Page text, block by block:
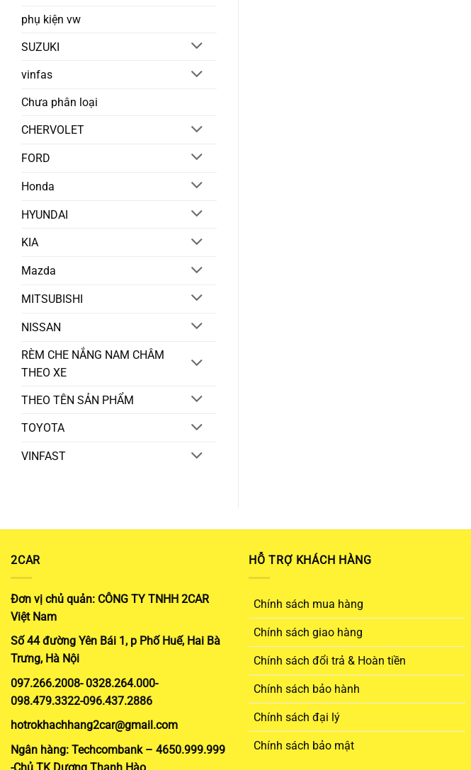
phụ kiện vw
SUZUKI
vinfas
Chưa phân loại
CHERVOLET
FORD
Honda
HYUNDAI
KIA
Mazda
MITSUBISHI
NISSAN
RÈM CHE NẮNG NAM CHÂM
THEO XE
THEO TÊN SẢN PHẨM
TOYOTA
VINFAST
2CAR
Đơn vị chủ quản: CÔNG TY TNHH 2CAR
Việt Nam
Số 44 đường Yên Bái 1, p Phố Huế, Hai Bà
Trưng, Hà Nội
097.266.2008- 0328.264.000-
098.479.3322-096.437.2886
hotrokhachhang2car@gmail.com
Ngân hàng: Techcombank – 4650.999.999
HỖ TRỢ KHÁCH HÀNG
Chính sách mua hàng
Chính sách giao hàng
Chính sách đổi trả & Hoàn tiền
Chính sách bảo hành
Chính sách đại lý
Chính sách bảo mật